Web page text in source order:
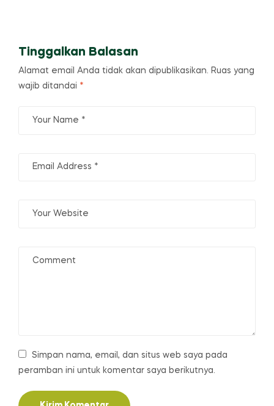
Tinggalkan Balasan
Alamat email Anda tidak akan dipublikasikan. Ruas yang
wajib ditandai *
Simpan nama, email, dan situs web saya pada
peramban ini untuk komentar saya berikutnya.